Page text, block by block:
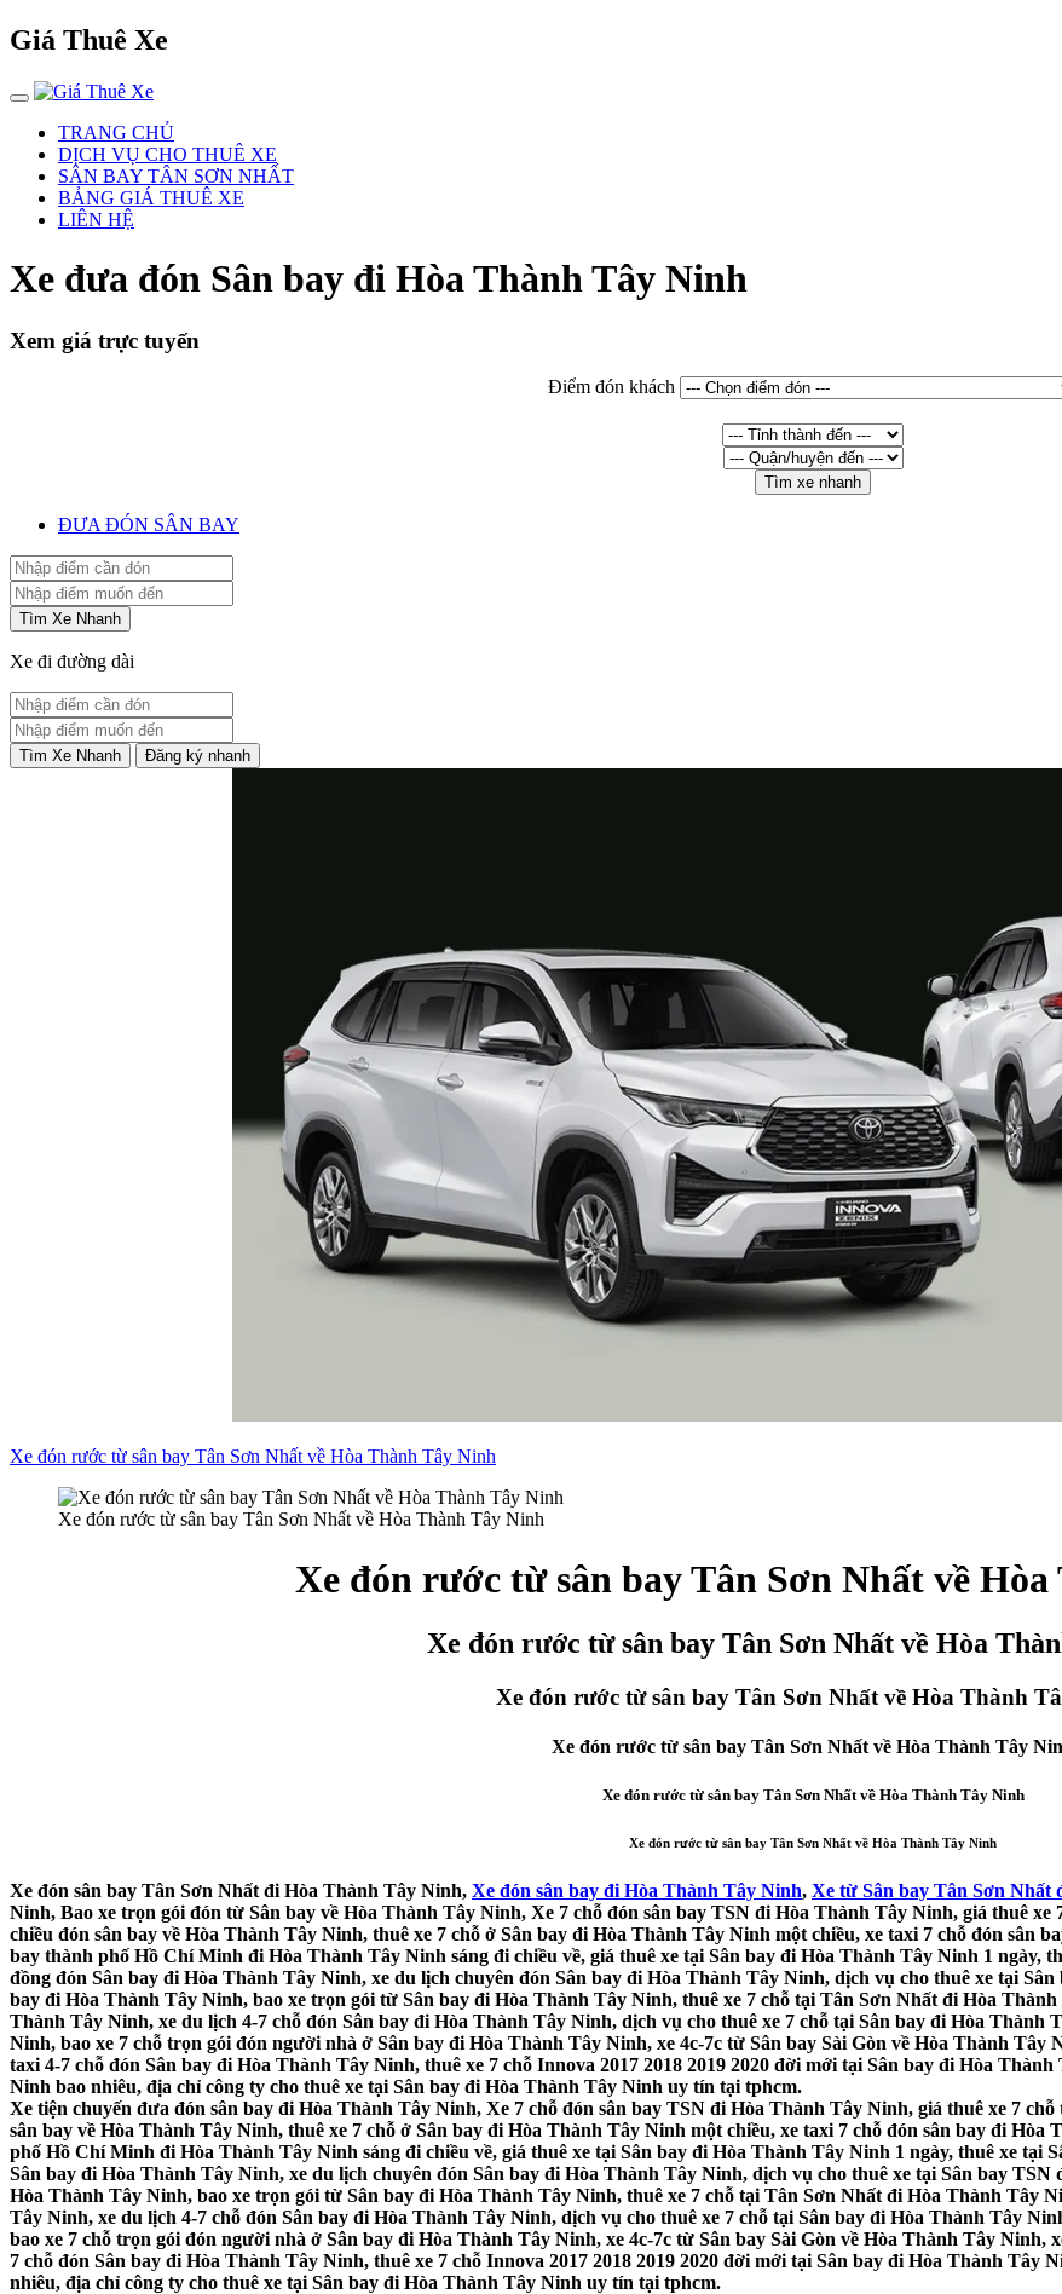
Giá Thuê Xe
TRANG CHỦ
DỊCH VỤ CHO THUÊ XE
SÂN BAY TÂN SƠN NHẤT
BẢNG GIÁ THUÊ XE
LIÊN HỆ
Xe đưa đón Sân bay đi Hòa Thành Tây Ninh
Xem giá trực tuyến
Điểm đón khách
Tìm xe nhanh
ĐƯA ĐÓN SÂN BAY
Tìm Xe Nhanh
Xe đi đường dài
Tìm Xe Nhanh Đăng ký nhanh
Xe đón rước từ sân bay Tân Sơn Nhất về Hòa Thành Tây Ninh
Xe đón rước từ sân bay Tân Sơn Nhất về Hòa Thành Tây Ninh
Xe đón rước từ sân bay Tân Sơn Nhất về
Xe đón rước từ sân bay Tân Sơn Nhất về Hòa
Xe đón rước từ sân bay Tân Sơn Nhất về Hòa Thành
Xe đón rước từ sân bay Tân Sơn Nhất về Hòa Thành Tây
Xe đón rước từ sân bay Tân Sơn Nhất về Hòa Thành Tây Ninh
Xe đón rước từ sân bay Tân Sơn Nhất về Hòa Thành Tây Ninh
Xe đón sân bay Tân Sơn Nhất đi Hòa Thành Tây Ninh, Xe đón sân bay đi Hòa Thành Tây Ninh, Xe từ Sân bay Tân Sơn Nhất
Ninh, Bao xe trọn gói đón từ Sân bay về Hòa Thành Tây Ninh, Xe 7 chỗ đón sân bay TSN đi Hòa Thành Tây Ninh, giá thuê
chiều đón sân bay về Hòa Thành Tây Ninh, thuê xe 7 chỗ ở Sân bay đi Hòa Thành Tây Ninh một chiều, xe taxi 7 chỗ đón sân
bay thành phố Hồ Chí Minh đi Hòa Thành Tây Ninh sáng đi chiều về, giá thuê xe tại Sân bay đi Hòa Thành Tây Ninh 1 ngày,
đồng đón Sân bay đi Hòa Thành Tây Ninh, xe du lịch chuyên đón Sân bay đi Hòa Thành Tây Ninh, dịch vụ cho thuê xe tại
bay đi Hòa Thành Tây Ninh, bao xe trọn gói từ Sân bay đi Hòa Thành Tây Ninh, thuê xe 7 chỗ tại Tân Sơn Nhất đi Hòa
Thành Tây Ninh, xe du lịch 4-7 chỗ đón Sân bay đi Hòa Thành Tây Ninh, dịch vụ cho thuê xe 7 chỗ tại Sân bay đi Hòa Thành
Ninh, bao xe 7 chỗ trọn gói đón người nhà ở Sân bay đi Hòa Thành Tây Ninh, xe 4c-7c từ Sân bay Sài Gòn về Hòa Thành
taxi 4-7 chỗ đón Sân bay đi Hòa Thành Tây Ninh, thuê xe 7 chỗ Innova 2017 2018 2019 2020 đời mới tại Sân bay đi Hòa
Ninh bao nhiêu, địa chỉ công ty cho thuê xe tại Sân bay đi Hòa Thành Tây Ninh uy tín tại tphcm.
Xe tiện chuyến đưa đón sân bay đi Hòa Thành Tây Ninh, Xe 7 chỗ đón sân bay TSN đi Hòa Thành Tây Ninh, giá thuê xe 7
sân bay về Hòa Thành Tây Ninh, thuê xe 7 chỗ ở Sân bay đi Hòa Thành Tây Ninh một chiều, xe taxi 7 chỗ đón sân bay đi Hòa
phố Hồ Chí Minh đi Hòa Thành Tây Ninh sáng đi chiều về, giá thuê xe tại Sân bay đi Hòa Thành Tây Ninh 1 ngày, thuê xe tại
Sân bay đi Hòa Thành Tây Ninh, xe du lịch chuyên đón Sân bay đi Hòa Thành Tây Ninh, dịch vụ cho thuê xe tại Sân bay
Hòa Thành Tây Ninh, bao xe trọn gói từ Sân bay đi Hòa Thành Tây Ninh, thuê xe 7 chỗ tại Tân Sơn Nhất đi Hòa Thành Tây
Tây Ninh, xe du lịch 4-7 chỗ đón Sân bay đi Hòa Thành Tây Ninh, dịch vụ cho thuê xe 7 chỗ tại Sân bay đi Hòa Thành Tây
bao xe 7 chỗ trọn gói đón người nhà ở Sân bay đi Hòa Thành Tây Ninh, xe 4c-7c từ Sân bay Sài Gòn về Hòa Thành Tây
7 chỗ đón Sân bay đi Hòa Thành Tây Ninh, thuê xe 7 chỗ Innova 2017 2018 2019 2020 đời mới tại Sân bay đi Hòa Thành
nhiêu, địa chỉ công ty cho thuê xe tại Sân bay đi Hòa Thành Tây Ninh uy tín tại tphcm.